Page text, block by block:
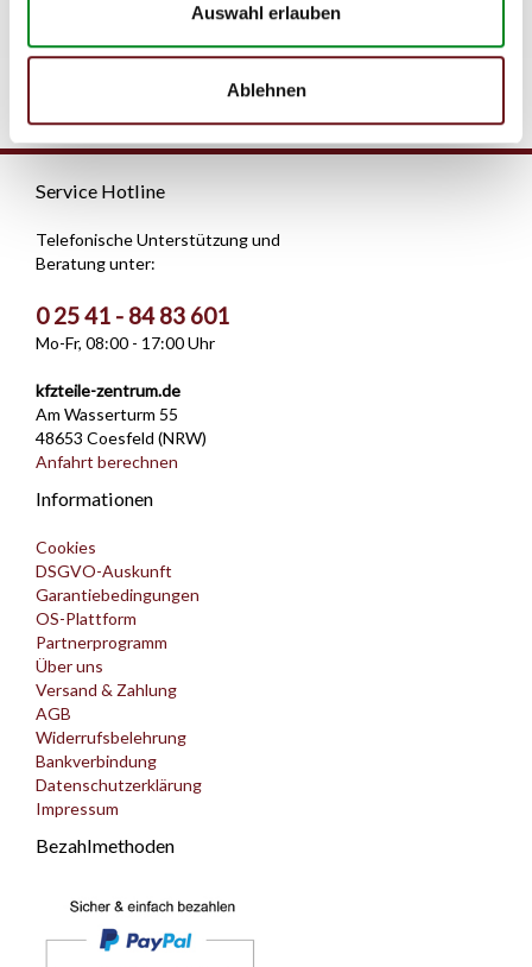
Auswahl erlauben
Ablehnen
Service Hotline
Telefonische Unterstützung und
Beratung unter:
0 25 41 - 84 83 601
Mo-Fr, 08:00 - 17:00 Uhr
kfzteile-zentrum.de
Am Wasserturm 55
48653 Coesfeld (NRW)
Anfahrt berechnen
Informationen
Cookies
DSGVO-Auskunft
Garantiebedingungen
OS-Plattform
Partnerprogramm
Über uns
Versand & Zahlung
AGB
Widerrufsbelehrung
Bankverbindung
Datenschutzerklärung
Impressum
Bezahlmethoden